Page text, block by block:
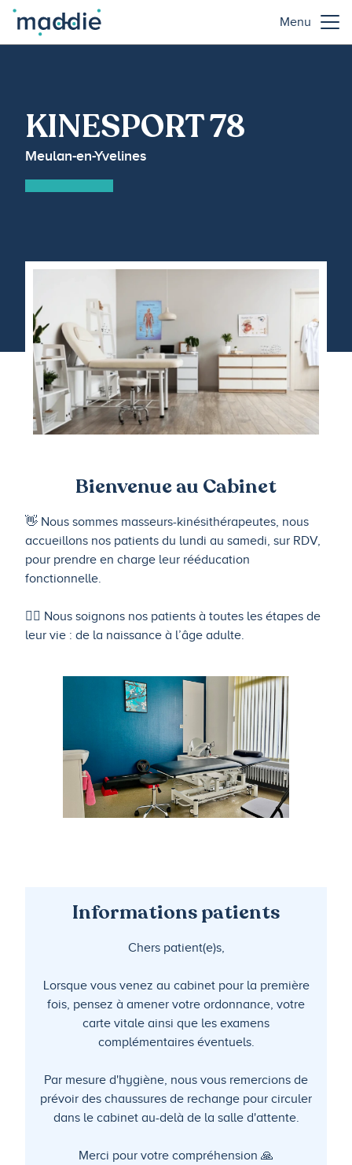
Menu
KINESPORT 78
Meulan-en-Yvelines
Bienvenue au Cabinet
👋 Nous sommes masseurs-kinésithérapeutes, nous
accueillons nos patients du lundi au samedi, sur RDV,
pour prendre en charge leur rééducation
fonctionnelle.
🤸‍♂️ Nous soignons nos patients à toutes les étapes de
leur vie : de la naissance à l’âge adulte.
Informations patients
Chers patient(e)s,
Lorsque vous venez au cabinet pour la première
fois, pensez à amener votre ordonnance, votre
carte vitale ainsi que les examens
complémentaires éventuels.
Par mesure d'hygiène, nous vous remercions de
prévoir des chaussures de rechange pour circuler
dans le cabinet au-delà de la salle d'attente.
Merci pour votre compréhension 🙏